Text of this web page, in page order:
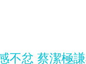
不忿 蔡潔極